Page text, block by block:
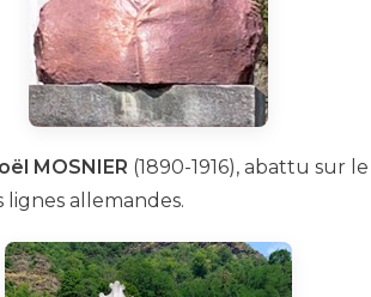
MOSNIER (1890-1916), abattu sur
lignes allemandes.